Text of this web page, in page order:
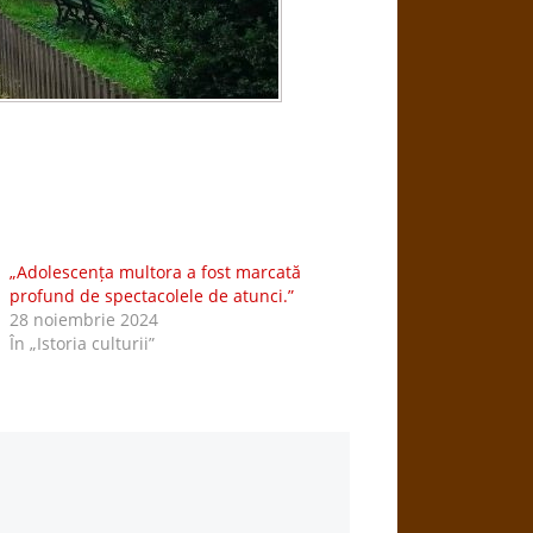
„Adolescența multora a fost marcată
profund de spectacolele de atunci.”
28 noiembrie 2024
În „Istoria culturii”